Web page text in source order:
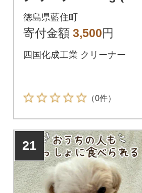
分)
徳島県藍住町
寄付金額 3,500円
四国化成工業 クリーナー
（0件）
21